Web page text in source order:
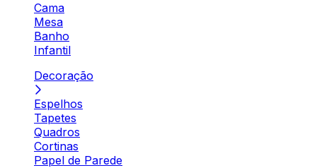
Cama
Mesa
Banho
Infantil
Decoração
Espelhos
Tapetes
Quadros
Cortinas
Papel de Parede